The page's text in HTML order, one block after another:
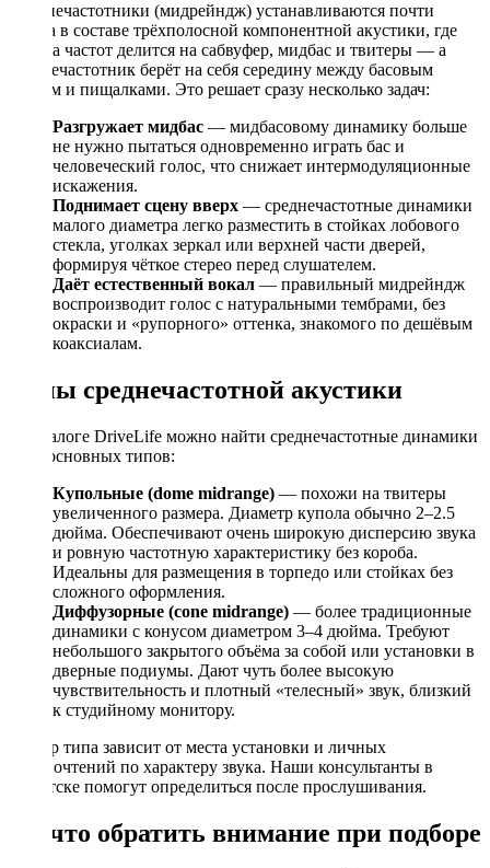
Среднечастотники (мидрейндж) устанавливаются почти
всегда в составе трёхполосной компонентной акустики, где
полоса частот делится на сабвуфер, мидбас и твитеры — а
среднечастотник берёт на себя середину между басовым
звеном и пищалками. Это решает сразу несколько задач:
Разгружает мидбас — мидбасовому динамику больше
не нужно пытаться одновременно играть бас и
человеческий голос, что снижает интермодуляционные
искажения.
Поднимает сцену вверх — среднечастотные динамики
малого диаметра легко разместить в стойках лобового
стекла, уголках зеркал или верхней части дверей,
формируя чёткое стерео перед слушателем.
Даёт естественный вокал — правильный мидрейндж
воспроизводит голос с натуральными тембрами, без
окраски и «рупорного» оттенка, знакомого по дешёвым
коаксиалам.
Типы среднечастотной акустики
В каталоге DriveLife можно найти среднечастотные динамики
двух основных типов:
Купольные (dome midrange) — похожи на твитеры
увеличенного размера. Диаметр купола обычно 2–2.5
дюйма. Обеспечивают очень широкую дисперсию звука
и ровную частотную характеристику без короба.
Идеальны для размещения в торпедо или стойках без
сложного оформления.
Диффузорные (cone midrange) — более традиционные
динамики с конусом диаметром 3–4 дюйма. Требуют
небольшого закрытого объёма за собой или установки в
дверные подиумы. Дают чуть более высокую
чувствительность и плотный «телесный» звук, близкий
к студийному монитору.
Выбор типа зависит от места установки и личных
предпочтений по характеру звука. Наши консультанты в
Иркутске помогут определиться после прослушивания.
На что обратить внимание при подборе